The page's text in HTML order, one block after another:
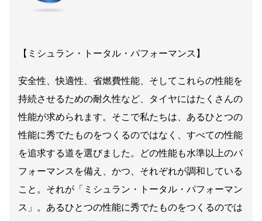
【ミシュラン・トータル・パフォーマンス】
安全性、快適性、省燃費性能、そしてこれらの性能を
持続させるための耐久性など、タイヤにはたくさんの
性能が求められます。そこで私たちは、あるひとつの
性能に秀でたものをつくるのではなく、すべての性能
を追求する道を選びました。どの性能も水準以上のパ
フォーマンスを備え、かつ、それぞれが調和している
こと。それが「ミシュラン・トータル・パフォーマン
ス」。あるひとつの性能に秀でたものをつくるのでは